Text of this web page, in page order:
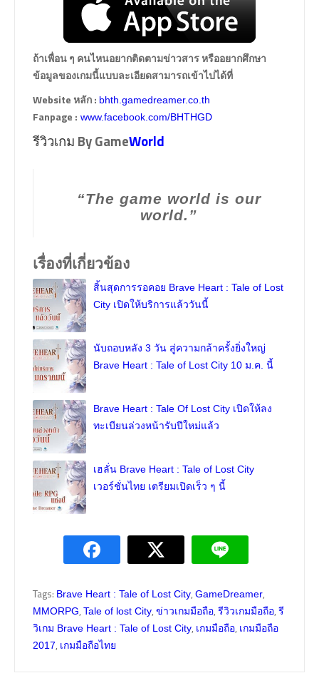
ถ้าเพื่อน ๆ คนไหนอยากติดตามข่าวสาร หรืออยากศึกษา
ข้อมูลของเกมนี้แบบละเอียดสามารถเข้าไปได้ที่
Website หลัก : bhth.gamedreamer.co.th
Fanpage : www.facebook.com/BHTHGD
รีวิวเกม By GameWorld
“The game world is our
world.”
เรื่องที่เกี่ยวข้อง
สิ้นสุดการรอคอย Brave Heart : Tale of Lost
City เปิดให้บริการแล้ววันนี้
นับถอบหลัง 3 วัน สู่ความกล้าครั้งยิ่งใหญ่
Brave Heart : Tale of Lost City 10 ม.ค. นี้
Brave Heart : Tale Of Lost City เปิดให้ลง
ทะเบียนล่วงหน้ารับปีใหม่แล้ว
เฮลั่น Brave Heart : Tale of Lost City
เวอร์ชั่นไทย เตรียมเปิดเร็ว ๆ นี้
Tags: Brave Heart : Tale of Lost City, GameDreamer,
MMORPG, Tale of lost City, ข่าวเกมมือถือ, รีวิวเกมมือถือ, รี
วิเกม Brave Heart : Tale of Lost City, เกมมือถือ, เกมมือถือ
2017, เกมมือถือไทย